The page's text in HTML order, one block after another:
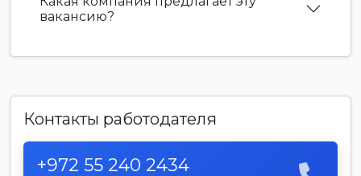
вакансию?
Контакты работодателя
+972 55 240 2434